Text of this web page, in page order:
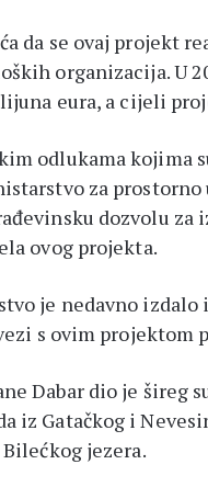
da se ovaj projekt
organizacija. U
eura, a cijeli
odlukama kojima
za
dozvolu
ovog projekta.
je nedavno izdalo
s ovim projektom
Dabar dio je šireg
iz Gatačkog i
jezera.